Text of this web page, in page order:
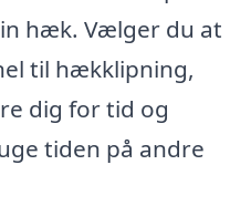
hæk. Vælger du at
til hækklipning,
dig for tid og
tiden på andre